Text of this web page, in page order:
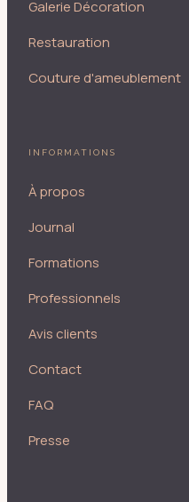
Galerie Décoration
Restauration
Couture d'ameublement
INFORMATIONS
À propos
Journal
Formations
Professionnels
Avis clients
Contact
FAQ
Presse